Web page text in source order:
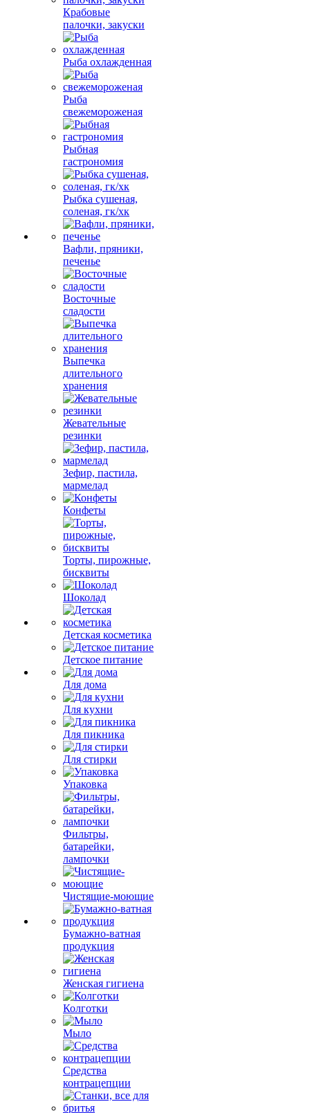
Крабовые
палочки, закуски
Рыба охлажденная
Рыба
свежемороженая
Рыбная
гастрономия
Рыбка сушеная,
соленая, гк/хк
Вафли, пряники,
печенье
Восточные
сладости
Выпечка
длительного
хранения
Жевательные
резинки
Зефир, пастила,
мармелад
Конфеты
Торты, пирожные,
бисквиты
Шоколад
Детская косметика
Детское питание
Для дома
Для кухни
Для пикника
Для стирки
Упаковка
Фильтры,
батарейки,
лампочки
Чистящие-моющие
Бумажно-ватная
продукция
Женская гигиена
Колготки
Мыло
Средства
контрацепции